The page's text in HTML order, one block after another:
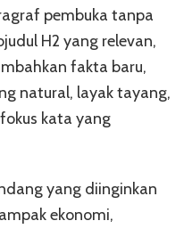
pembuka tanpa
H2 yang relevan,
fakta baru,
natural, layak tayang,
kata yang
yang diinginkan
ekonomi,